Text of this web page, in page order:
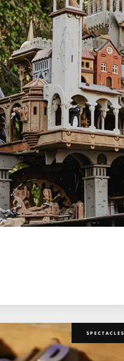
SPECTACLES